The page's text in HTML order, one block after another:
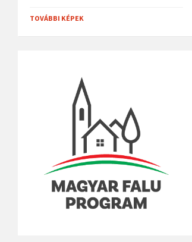
TOVÁBBI KÉPEK